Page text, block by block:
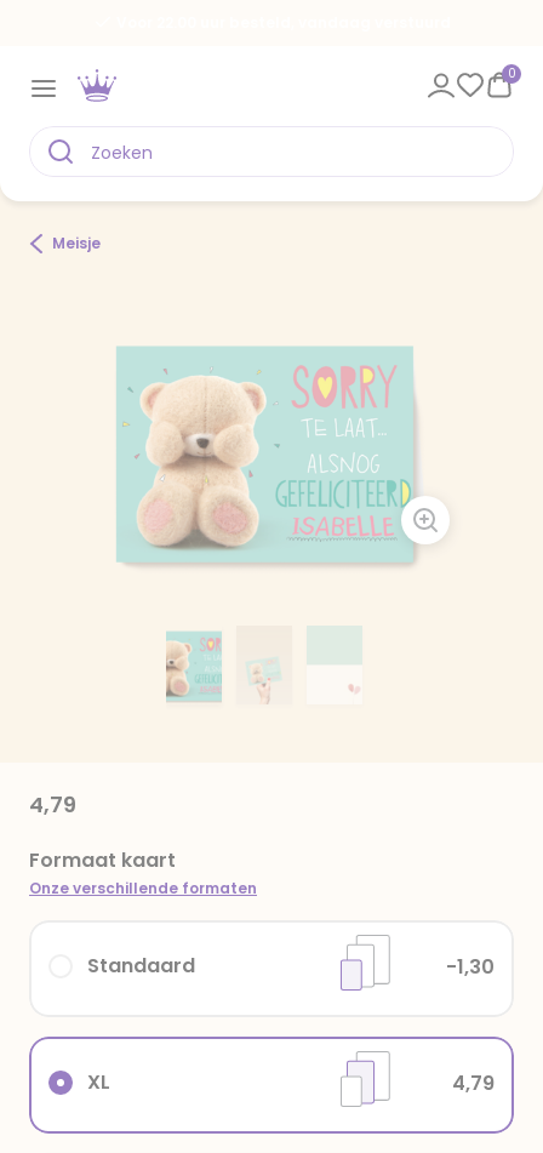
0
Meisje
4,79
Formaat kaart
Onze verschillende formaten
XL 4,79
Standaard -1,30